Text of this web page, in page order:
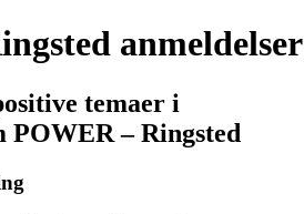
anmeldelser
temaer i
POWER – Ringsted